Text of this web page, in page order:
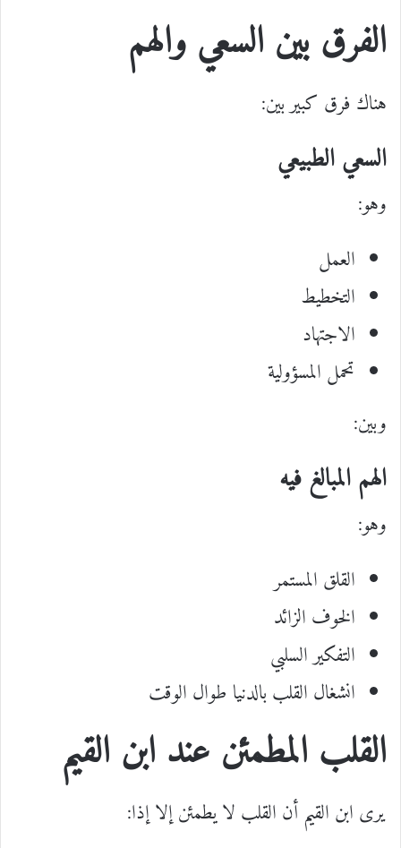
الفرق بين السعي والهم
هناك فرق كبير بين:
السعي الطبيعي
وهو:
العمل
التخطيط
الاجتهاد
تحمل المسؤولية
وبين:
الهم المبالغ فيه
وهو:
القلق المستمر
الخوف الزائد
التفكير السلبي
انشغال القلب بالدنيا طوال الوقت
القلب المطمئن عند ابن القيم
يرى ابن القيم أن القلب لا يطمئن إلا إذا: